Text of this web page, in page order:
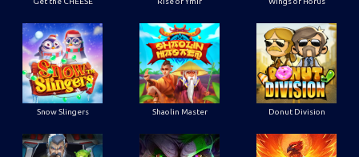
Snow Slingers Shaolin Master Donut Division